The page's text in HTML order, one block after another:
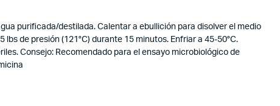
purificada/destilada. Calentar a ebullición para disolver el medio
de presión (121°C) durante 15 minutos. Enfriar a 45-50°C.
Consejo: Recomendado para el ensayo microbiológico de